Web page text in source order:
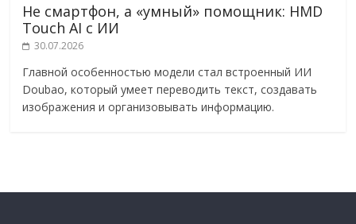
Не смартфон, а «умный» помощник: HMD
Touch AI с ИИ
30.07.2026
Главной особенностью модели стал встроенный ИИ
Doubao, который умеет переводить текст, создавать
изображения и организовывать информацию.